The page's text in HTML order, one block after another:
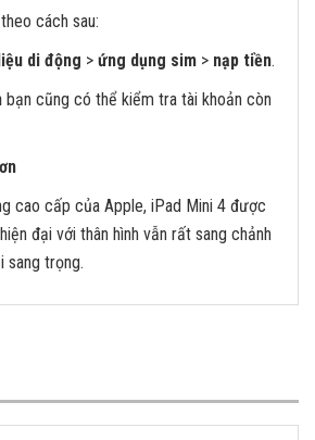
cách sau:
di động > ứng dụng sim > nạp tiền.
bạn cũng có thể kiểm tra tài khoản còn
cao cấp của Apple, iPad Mini 4 được
đại với thân hình vẫn rất sang chảnh
sang trọng.